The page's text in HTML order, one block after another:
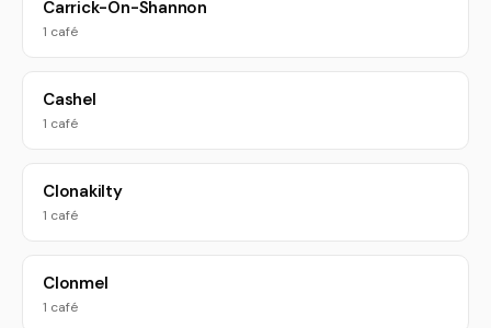
Carrick-On-Shannon
1 café
Cashel
1 café
Clonakilty
1 café
Clonmel
1 café